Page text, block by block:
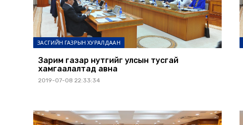
ЗАСГИЙН ГАЗРЫН ХУРАЛДААН
Зарим газар нутгийг улсын тусгай
хамгаалалтад авна
2019-07-08 22:33:34